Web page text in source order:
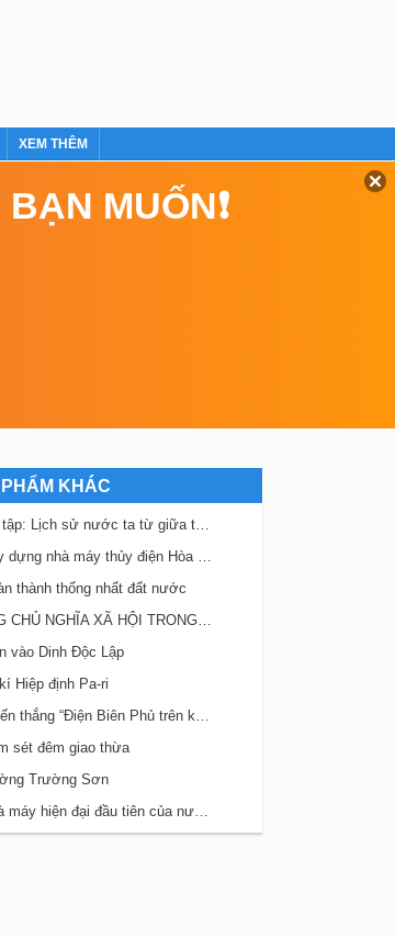
XEM THÊM
MUỐN❗
KHÁC
Bài 29. Ôn tập: Lịch sử nước ta từ giữa thế kỉ XIX đến nay
Bài 28. Xây dựng nhà máy thủy điện Hòa Bình
thành thống nhất đất nước
XÂY DỰNG CHỦ NGHĨA XÃ HỘI TRONG CẢ NƯỚC (TỪ NĂM 1975 ĐẾN NAY)
vào Dinh Độc Lập
Hiệp định Pa-ri
Bài 24. Chiến thắng “Điện Biên Phủ trên không”
sét đêm giao thừa
Trường Sơn
Bài 21. Nhà máy hiện đại đầu tiên của nước ta